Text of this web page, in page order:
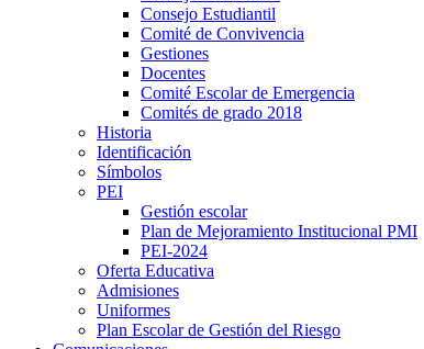
Consejo Estudiantil
Comité de Convivencia
Gestiones
Docentes
Comité Escolar de Emergencia
Comités de grado 2018
Historia
Identificación
Símbolos
PEI
Gestión escolar
Plan de Mejoramiento Institucional PMI
PEI-2024
Oferta Educativa
Admisiones
Uniformes
Plan Escolar de Gestión del Riesgo